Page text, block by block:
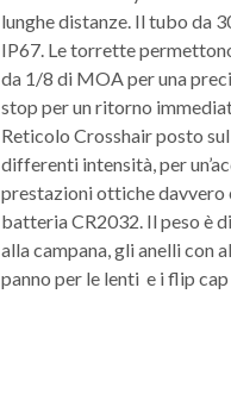
lunghe distanze. Il tubo da
IP67. Le torrette
da 1/8 di MOA per una
stop per un ritorno
Reticolo Crosshair posto
differenti intensità, per
prestazioni ottiche davvero
batteria CR2032. Il peso è
alla campana, gli anelli con
panno per le lenti e i flip